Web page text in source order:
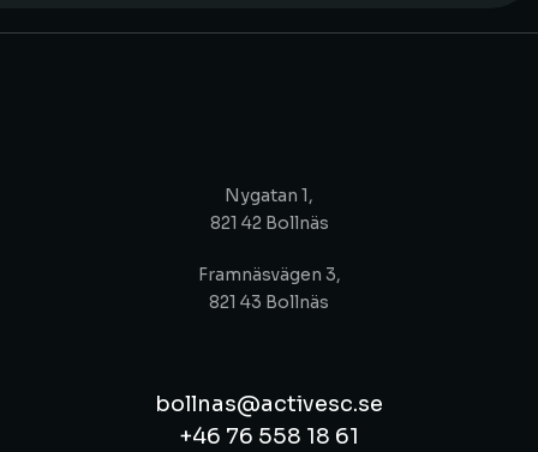
Nygatan 1,
821 42 Bollnäs
Framnäsvägen 3,
821 43 Bollnäs
bollnas@activesc.se
+46 76 558 18 61